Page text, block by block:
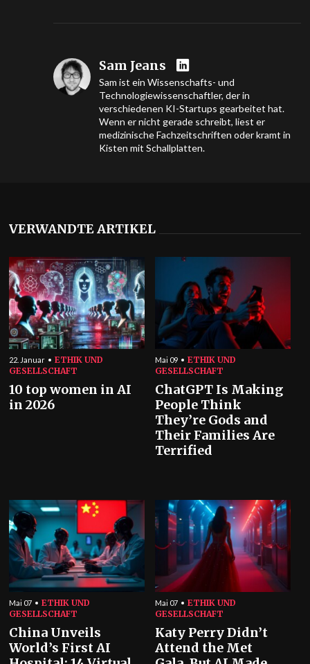
Sam Jeans
Sam ist ein Wissenschafts- und
Technologiewissenschaftler, der in
verschiedenen KI-Startups gearbeitet hat.
Wenn er nicht gerade schreibt, liest er
medizinische Fachzeitschriften oder kramt in
Kisten mit Schallplatten.
VERWANDTE ARTIKEL
22. Januar
ETHIK UND
GESELLSCHAFT
10 top women in AI
in 2026
Mai 09
ETHIK UND
GESELLSCHAFT
ChatGPT Is Making
People Think
They’re Gods and
Their Families Are
Terrified
Mai 07
ETHIK UND
GESELLSCHAFT
China Unveils
World’s First AI
Mai 07
ETHIK UND
GESELLSCHAFT
Katy Perry Didn’t
Attend the Met